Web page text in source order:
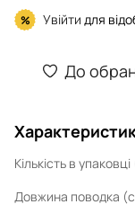
% Увійти для
До
Кількість в
Довжина поводка